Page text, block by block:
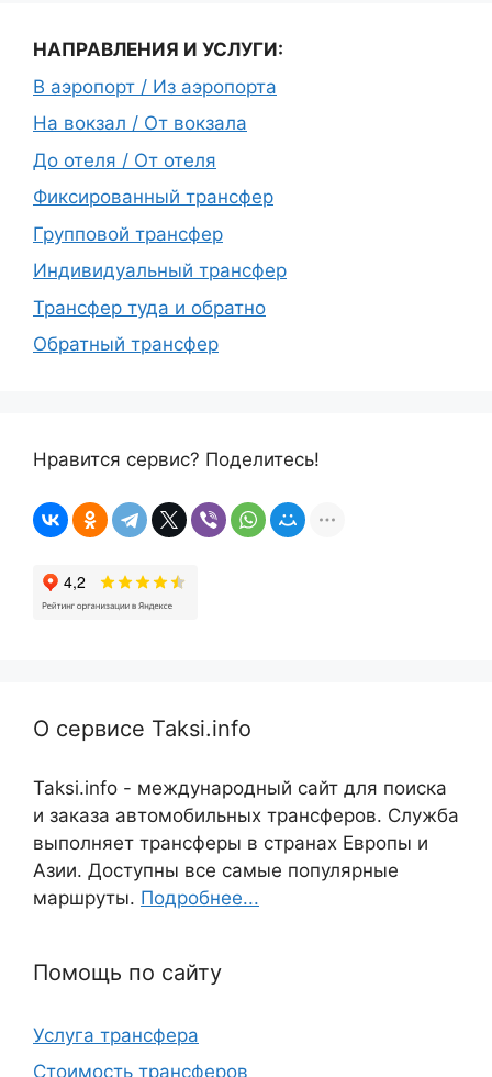
НАПРАВЛЕНИЯ И УСЛУГИ:
В аэропорт / Из аэропорта
На вокзал / От вокзала
До отеля / От отеля
Фиксированный трансфер
Групповой трансфер
Индивидуальный трансфер
Трансфер туда и обратно
Обратный трансфер
Нравится сервис? Поделитесь!
О сервисе Taksi.info
Taksi.info - международный сайт для поиска
и заказа автомобильных трансферов. Служба
выполняет трансферы в странах Европы и
Азии. Доступны все самые популярные
маршруты. Подробнее...
Помощь по сайту
Услуга трансфера
Стоимость трансферов